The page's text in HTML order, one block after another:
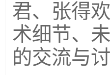
君、张得
术细节、
的交流与讨